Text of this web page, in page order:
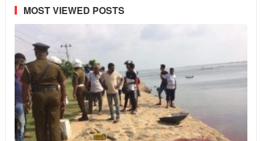
MOST VIEWED POSTS